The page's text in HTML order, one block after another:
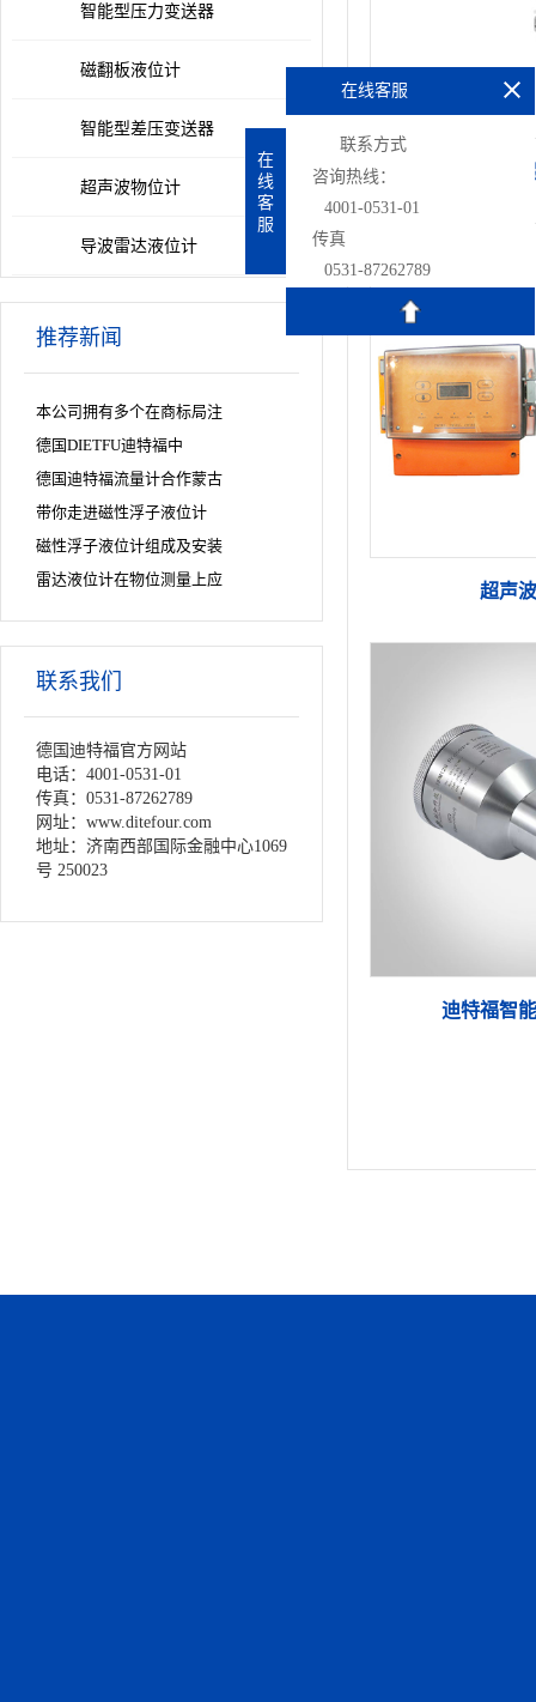
智能型压力变送器
磁翻板液位计
智能型差压变送器
超声波物位计
导波雷达液位计
推荐新闻
本公司拥有多个在商标局注
德国DIETFU迪特福中
德国迪特福流量计合作蒙古
带你走进磁性浮子液位计
磁性浮子液位计组成及安装
雷达液位计在物位测量上应
联系我们
德国迪特福官方网站
电话：4001-0531-01
传真：0531-87262789
网址：www.ditefour.com
地址：济南西部国际金融中心1069
号 250023
超声
迪特福智
在线客服
联系方式
咨询热线：
4001-0531-01
传真
0531-87262789
在
线
客
服